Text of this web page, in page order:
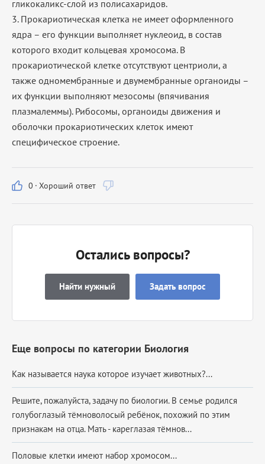
гликокаликс-слой из полисахаридов.
3. Прокариотическая клетка не имеет оформленного
ядра – его функции выполняет нуклеоид, в состав
которого входит кольцевая хромосома. В
прокариотической клетке отсутствуют центриоли, а
также одномембранные и двумембранные органоиды –
их функции выполняют мезосомы (впячивания
плазмалеммы). Рибосомы, органоиды движения и
оболочки прокариотических клеток имеют
специфическое строение.
0 · Хороший ответ
Остались вопросы?
Найти нужный Задать вопрос
Еще вопросы по категории Биология
Как называется наука которое изучает животных?...
Решите, пожалуйста, задачу по биологии. В семье родился
голубоглазый тёмноволосый ребёнок, похожий по этим
признакам на отца. Мать - кареглазая тёмнов...
Половые клетки имеют набор хромосом...